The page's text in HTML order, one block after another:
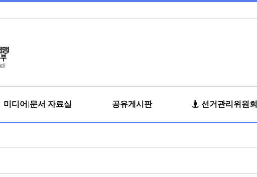
미디어|문서 자료실 공유게시판 선거관리위원회